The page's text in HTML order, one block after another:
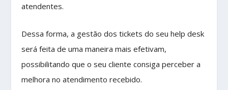
atendentes.
Dessa forma, a gestão dos tickets do seu help desk
será feita de uma maneira mais efetivam,
possibilitando que o seu cliente consiga perceber a
melhora no atendimento recebido.